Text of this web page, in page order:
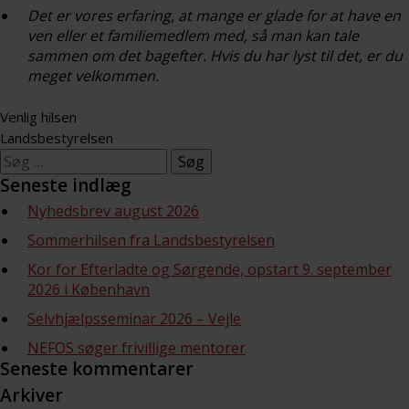
Det er vores erfaring, at mange er glade for at have en
ven eller et familiemedlem med, så man kan tale
sammen om det bagefter. Hvis du har lyst til det, er du
meget velkommen.
Venlig hilsen
Landsbestyrelsen
Søg
efter:
Seneste indlæg
Nyhedsbrev august 2026
Sommerhilsen fra Landsbestyrelsen
Kor for Efterladte og Sørgende, opstart 9. september
2026 i København
Selvhjælpsseminar 2026 – Vejle
NEFOS søger frivillige mentorer
Seneste kommentarer
Arkiver